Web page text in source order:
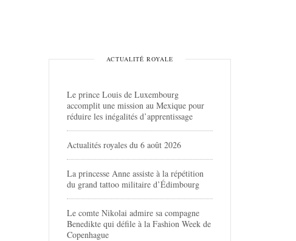
ACTUALITÉ ROYALE
Le prince Louis de Luxembourg
accomplit une mission au Mexique pour
réduire les inégalités d’apprentissage
Actualités royales du 6 août 2026
La princesse Anne assiste à la répétition
du grand tattoo militaire d’Édimbourg
Le comte Nikolai admire sa compagne
Benedikte qui défile à la Fashion Week de
Copenhague